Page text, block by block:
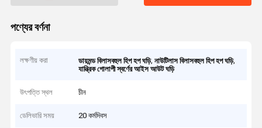
পণ্যের বর্ণনা
লক্ষণীয় করা ডায়মন্ড বিলাসবহুল হিপ হপ ঘড়ি,নাউটিলাস বিলাসবহুল হিপ হপ ঘড়ি,
যান্ত্রিক গোলাপী স্বর্ণের আইস আউট ঘড়ি
উৎপত্তি স্থল চীন
ডেলিভারি সময় 20 কর্মদিবস